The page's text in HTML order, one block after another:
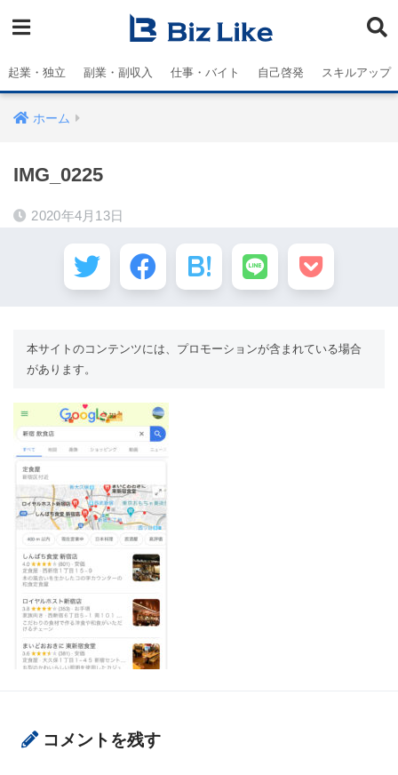
起業・独立 副業・副収入 仕事・バイト 自己啓発 スキルアップ
ホーム
IMG_0225
2020年4月13日
本サイトのコンテンツには、プロモーションが含まれている場合
があります。
コメントを残す